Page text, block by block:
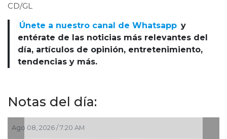
CD/GL
Únete a nuestro canal de Whatsapp y
entérate de las noticias más relevantes del
día, artículos de opinión, entretenimiento,
tendencias y más.
Notas del día:
Ago 08, 2026 / 4:30 AM